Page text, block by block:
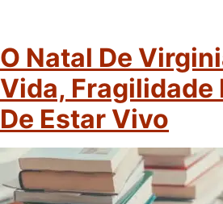
O Natal De
Vida, Fragilidade
De Estar Vivo